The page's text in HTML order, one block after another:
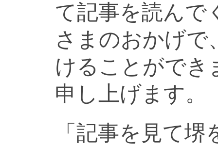
て記事を読んで
さまのおかげで
けることができ
申し上げます。
「記事を見て